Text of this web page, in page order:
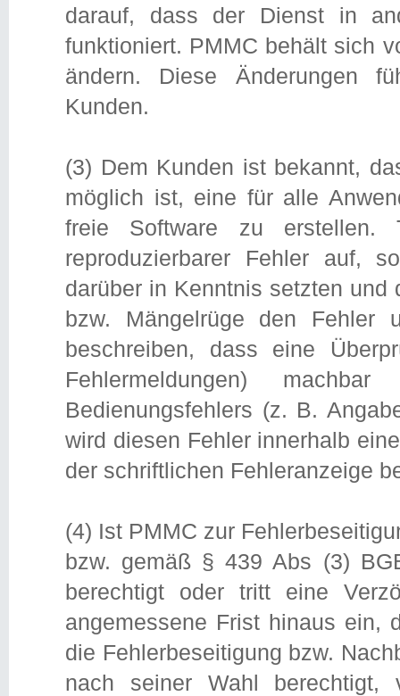
darauf, dass der Dienst in
funktioniert. PMMC behält sich
ändern. Diese Änderungen
Kunden.
(3) Dem Kunden ist bekannt,
möglich ist, eine für alle
freie Software zu
reproduzierbarer Fehler auf,
darüber in Kenntnis setzten
bzw. Mängelrüge den Fehler
beschreiben, dass eine
Fehlermeldungen)
Bedienungsfehlers (z. B.
wird diesen Fehler innerhalb
der schriftlichen Fehleranzeige
(4) Ist PMMC zur
bzw. gemäß § 439 Abs (3)
berechtigt oder tritt eine
angemessene Frist hinaus ein,
die Fehlerbeseitigung bzw.
nach seiner Wahl berechtigt,